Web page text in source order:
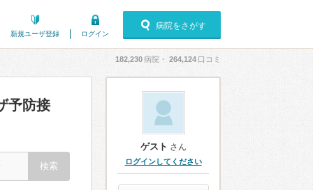
新規ユーザ登録 ログイン
病院をさがす
182,230病院・ 264,124 口コミ
予防接
ゲスト さん
ログインしてください